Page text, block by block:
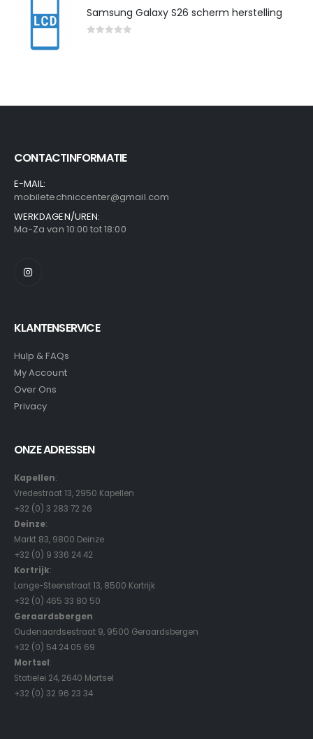
Samsung Galaxy S26 scherm herstelling
CONTACTINFORMATIE
E-MAIL:
mobiletechniccenter@gmail.com
WERKDAGEN/UREN:
Ma-Za van 10:00 tot 18:00
KLANTENSERVICE
Hulp & FAQs
My Account
Over Ons
Privacy
ONZE ADRESSEN
Kapellen:
Vredestraat 13, 2950 Kapellen
+32 (0) 3 283 72 26
Deinze:
Markt 83, 9800 Deinze
+32 (0) 9 336 24 42
Kortrijk:
Lange-Steenstraat 13, 8500 Kortrijk
+32 (0) 465 33 80 50
Geraardsbergen:
Oudenaardsestraat 9, 9500 Geraardsbergen
+32 (0) 54 24 05 69
Mortsel:
Statielei 24, 2640 Mortsel
+32 (0) 32 96 23 34